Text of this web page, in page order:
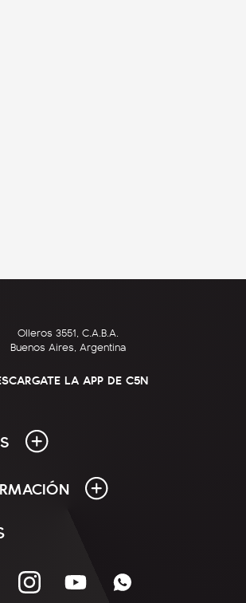
Olleros 3551, C.A.B.A.
Buenos Aires, Argentina
LA APP DE C5N